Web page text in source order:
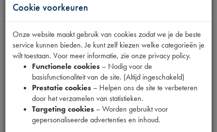
FIBER RING GRILLE
BOUT RVS
Productnummer
6700031
0,36 (€0,30excl. btw)
Cookie voorkeuren
Onze website maakt gebruik van cookies zodat we je de beste
service kunnen bieden. Je kunt zelf kiezen welke categorieën je
wilt toestaan. Voor meer informatie, zie onze privacy policy.
Functionele cookies – Nodig voor de
basisfunctionaliteit van de site. (Altijd ingeschakeld)
Prestatie cookies – Helpen ons de site te verbeteren
door het verzamelen van statistieken.
Targeting cookies – Worden gebruikt voor
gepersonaliseerde advertenties en inhoud.